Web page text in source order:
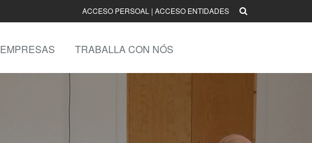
ACCESO PERSOAL | ACCESO ENTIDADES
EMPRESAS TRABALLA CON NÓS